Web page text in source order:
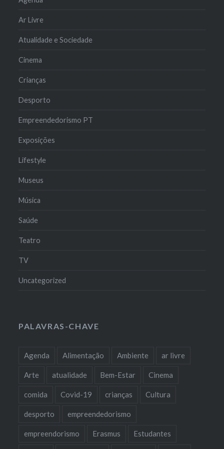
Ar Livre
Atualidade e Sociedade
Cinema
Crianças
Desporto
Empreendedorismo PT
Exposições
Lifestyle
Museus
Música
Saúde
Teatro
TV
Uncategorized
PALAVRAS-CHAVE
Agenda Alimentação Ambiente ar livre
Arte atualidade Bem-Estar Cinema
comida Covid-19 crianças Cultura
desporto empreendedorismo
empreendorismo Erasmus Estudantes